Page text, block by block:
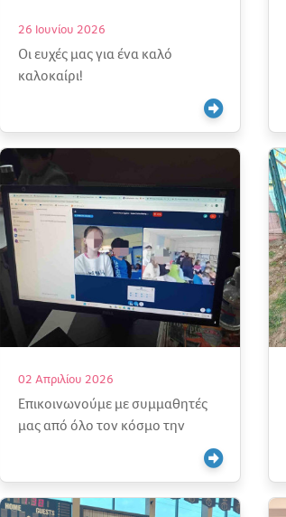
26 Ιουνίου 2026
Οι ευχές μας για ένα καλό
καλοκαίρι!
02 Απριλίου 2026
Επικοινωνούμε με συμμαθητές
μας από όλο τον κόσμο την